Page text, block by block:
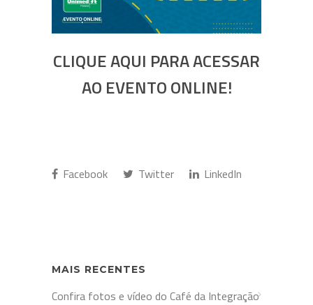
CLIQUE AQUI PARA ACESSAR
AO EVENTO ONLINE!
Facebook Twitter LinkedIn
MAIS RECENTES
Confira fotos e vídeo do Café da Integração